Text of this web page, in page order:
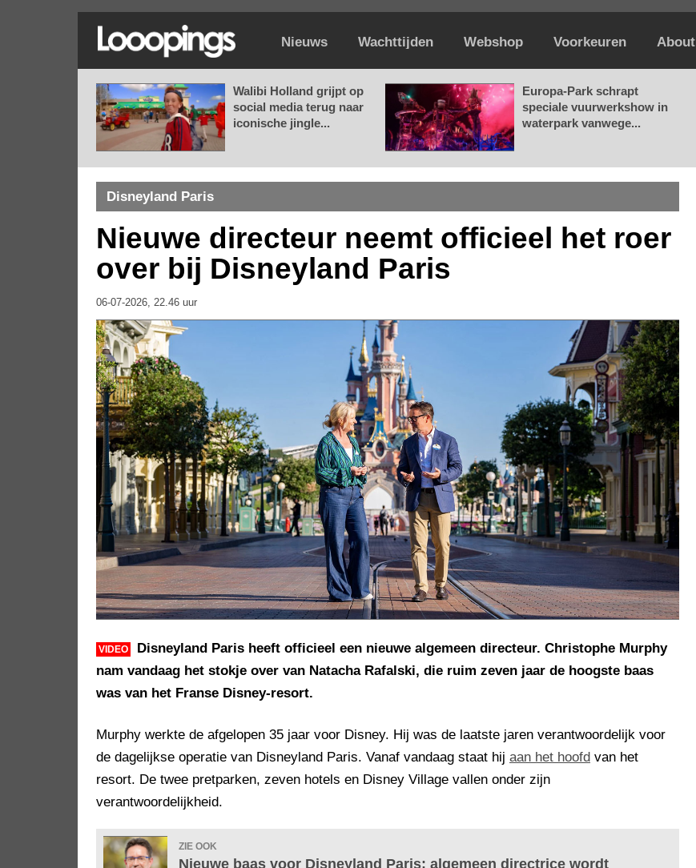
Nieuws Wachttijden Webshop Voorkeuren About
Walibi Holland grijpt op
social media terug naar
iconische jingle...
Europa-Park schrapt
speciale vuurwerkshow in
waterpark vanwege...
Disneyland Paris
Nieuwe directeur neemt officieel het roer
over bij Disneyland Paris
06-07-2026, 22.46 uur
VIDEO
Disneyland Paris heeft officieel een nieuwe algemeen directeur. Christophe Murphy
nam vandaag het stokje over van Natacha Rafalski, die ruim zeven jaar de hoogste baas
was van het Franse Disney-resort.
Murphy werkte de afgelopen 35 jaar voor Disney. Hij was de laatste jaren verantwoordelijk voor
de dagelijkse operatie van Disneyland Paris. Vanaf vandaag staat hij aan het hoofd van het
resort. De twee pretparken, zeven hotels en Disney Village vallen onder zijn
verantwoordelijkheid.
ZIE OOK
Nieuwe baas voor Disneyland Paris: algemeen directrice wordt